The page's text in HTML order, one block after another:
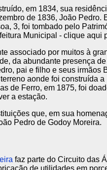
em 1834, sua
de 1836, João Pedro.
3, foi tombado pelo
Municipal - clique aqui
associado por muitos à
da abundante presença
pai e filho e seus irmãos
aonde foi construída a
de Ferro, em 1875, foi
a estação.
que, em sua
Pedro de Godoy Moreira.
faz parte do Circuito das
de utilidades em